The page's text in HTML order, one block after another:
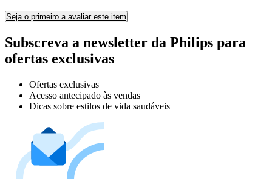
Seja o primeiro a avaliar este item
Subscreva a newsletter da Philips para
ofertas exclusivas
Ofertas exclusivas
Acesso antecipado às vendas
Dicas sobre estilos de vida saudáveis